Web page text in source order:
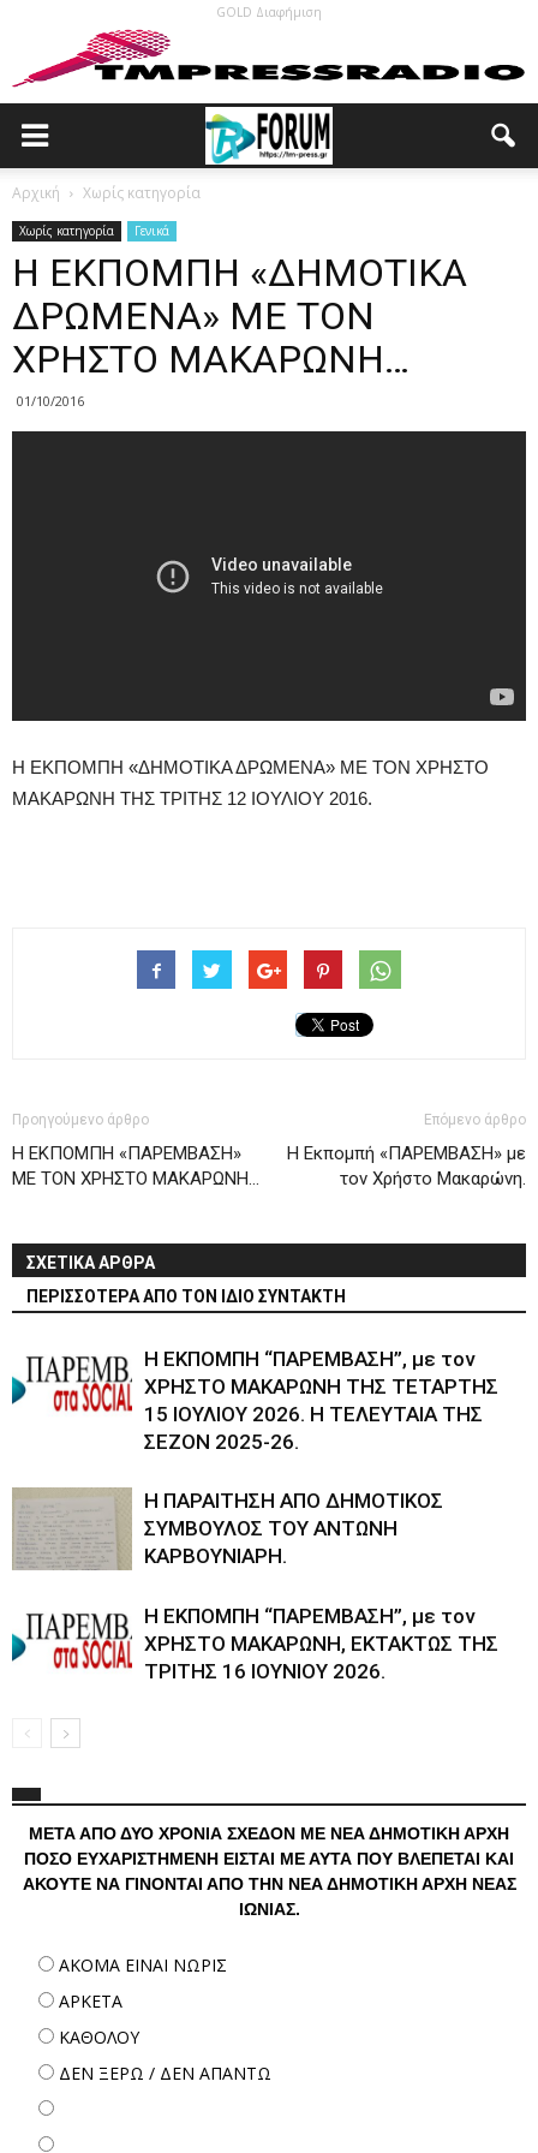
GOLD Διαφήμιση
Αρχική Χωρίς κατηγορία
Χωρίς κατηγορία Γενικά
Η ΕΚΠΟΜΠΗ «ΔΗΜΟΤΙΚΑ
ΔΡΩΜΕΝΑ» ΜΕ ΤΟΝ
ΧΡΗΣΤΟ ΜΑΚΑΡΩΝΗ…
01/10/2016
Η ΕΚΠΟΜΠΗ «ΔΗΜΟΤΙΚΑ ΔΡΩΜΕΝΑ» ΜΕ ΤΟΝ ΧΡΗΣΤΟ
ΜΑΚΑΡΩΝΗ ΤΗΣ ΤΡΙΤΗΣ 12 ΙΟΥΛΙΟΥ 2016.
Προηγούμενο άρθρο
Η ΕΚΠΟΜΠΗ «ΠΑΡΕΜΒΑΣΗ»
ΜΕ ΤΟΝ ΧΡΗΣΤΟ ΜΑΚΑΡΩΝΗ…
Επόμενο άρθρο
Η Εκπομπή «ΠΑΡΕΜΒΑΣΗ» με
τον Χρήστο Μακαρώνη.
ΣΧΕΤΙΚΑ ΑΡΘΡΑ
ΠΕΡΙΣΣΟΤΕΡΑ ΑΠΟ ΤΟΝ ΙΔΙΟ ΣΥΝΤΑΚΤΗ
Η ΕΚΠΟΜΠΗ “ΠΑΡΕΜΒΑΣΗ”, με τον
ΧΡΗΣΤΟ ΜΑΚΑΡΩΝΗ ΤΗΣ ΤΕΤΑΡΤΗΣ
15 ΙΟΥΛΙΟΥ 2026. Η ΤΕΛΕΥΤΑΙΑ ΤΗΣ
ΣΕΖΟΝ 2025-26.
Η ΠΑΡΑΙΤΗΣΗ ΑΠΟ ΔΗΜΟΤΙΚΟΣ
ΣΥΜΒΟΥΛΟΣ ΤΟΥ ΑΝΤΩΝΗ
ΚΑΡΒΟΥΝΙΑΡΗ.
Η ΕΚΠΟΜΠΗ “ΠΑΡΕΜΒΑΣΗ”, με τον
ΧΡΗΣΤΟ ΜΑΚΑΡΩΝΗ, ΕΚΤΑΚΤΩΣ ΤΗΣ
ΤΡΙΤΗΣ 16 ΙΟΥΝΙΟΥ 2026.
ΜΕΤΑ ΑΠΟ ΔΥΟ ΧΡΟΝΙΑ ΣΧΕΔΟΝ ΜΕ ΝΕΑ ΔΗΜΟΤΙΚΗ ΑΡΧΗ
ΠΟΣΟ ΕΥΧΑΡΙΣΤΗΜΕΝΗ ΕΙΣΤΑΙ ΜΕ ΑΥΤΑ ΠΟΥ ΒΛΕΠΕΤΑΙ ΚΑΙ
ΑΚΟΥΤΕ ΝΑ ΓΙΝΟΝΤΑΙ ΑΠΟ ΤΗΝ ΝΕΑ ΔΗΜΟΤΙΚΗ ΑΡΧΗ ΝΕΑΣ
ΙΩΝΙΑΣ.
ΑΚΟΜΑ ΕΙΝΑΙ ΝΩΡΙΣ
ΑΡΚΕΤΑ
ΚΑΘΟΛΟΥ
ΔΕΝ ΞΕΡΩ / ΔΕΝ ΑΠΑΝΤΩ